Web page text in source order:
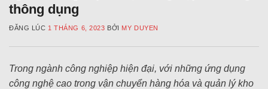
thông dụng
ĐĂNG LÚC 1 THÁNG 6, 2023 BỞI MY DUYEN
Trong ngành công nghiệp hiện đại, với những ứng dụng
công nghệ cao trong vận chuyển hàng hóa và quản lý kho